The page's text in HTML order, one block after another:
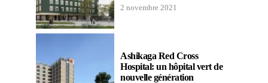
2 novembre 2021
Ashikaga Red Cross
Hospital: un hôpital vert de
nouvelle génération